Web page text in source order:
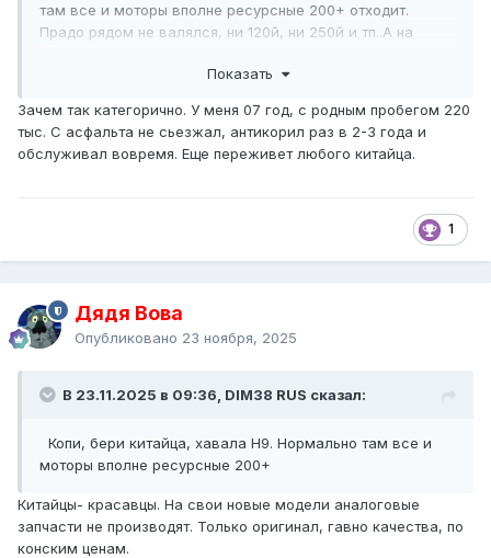
там все и моторы вполне ресурсные 200+ отходит.
Прадо рядом не валялся, ни 120й, ни 250й и тп..А на
Показать
Зачем так категорично. У меня 07 год, с родным пробегом 220
тыс. С асфальта не сьезжал, антикорил раз в 2-3 года и
обслуживал вовремя. Еще переживет любого китайца.
1
Дядя Вова
Опубликовано 23 ноября, 2025
В 23.11.2025 в 09:36, DIM38 RUS сказал:
Копи, бери китайца, хавала Н9. Нормально там все и
моторы вполне ресурсные 200+
Китайцы- красавцы. На свои новые модели аналоговые
запчасти не производят. Только оригинал, гавно качества, по
конским ценам.